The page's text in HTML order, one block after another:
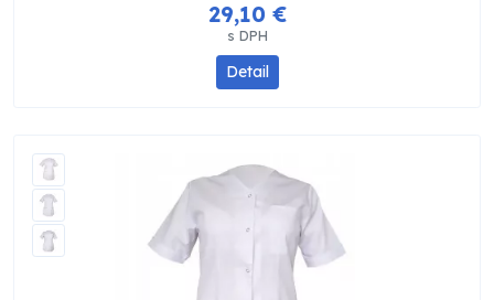
29,10 €
s DPH
Detail